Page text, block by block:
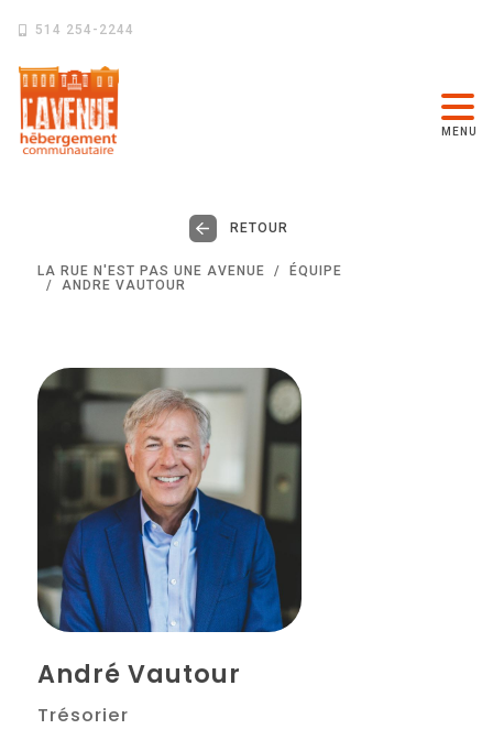
514 254-2244
MENU
RETOUR
LA RUE N'EST PAS UNE AVENUE
ÉQUIPE
ANDRE VAUTOUR
André Vautour
Trésorier